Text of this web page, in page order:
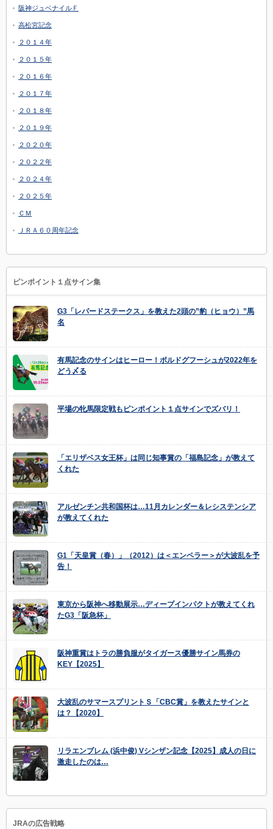
阪神ジュベナイルＦ
高松宮記念
２０１４年
２０１５年
２０１６年
２０１７年
２０１８年
２０１９年
２０２０年
２０２２年
２０２４年
２０２５年
ＣＭ
ＪＲＡ６０周年記念
ピンポイント１点サイン集
G3「レパードステークス」を教えた2頭の”豹（ヒョウ）”馬
名
有馬記念のサインはヒーロー！ボルドグフーシュが2022年を
どう〆る
平場の牝馬限定戦もピンポイント１点サインでズバリ！
「エリザベス女王杯」は同じ知事賞の「福島記念」が教えて
くれた
アルゼンチン共和国杯は…11月カレンダー＆レシステンシア
が教えてくれた
G1「天皇賞（春）」（2012）は＜エンペラー＞が大波乱を予
告！
東京から阪神へ移動展示…ディープインパクトが教えてくれ
たG3「阪急杯」
阪神重賞はトラの勝負服がタイガース優勝サイン馬券の
KEY【2025】
大波乱のサマースプリントＳ「CBC賞」を教えたサインと
は？【2020】
リラエンブレム (浜中俊) Vシンザン記念【2025】成人の日に
激走したのは…
JRAの広告戦略